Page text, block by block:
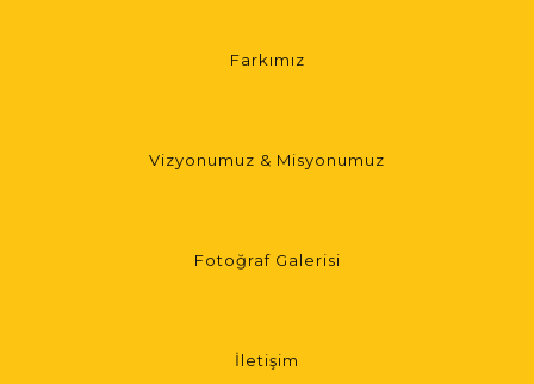
Farkımız
Vizyonumuz & Misyonumuz
Fotoğraf Galerisi
İletişim